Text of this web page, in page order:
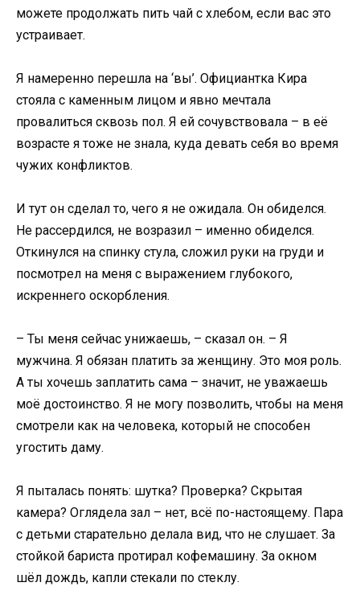
можете продолжать пить чай с хлебом, если вас это
устраивает.
Я намеренно перешла на ‘вы’. Официантка Кира
стояла с каменным лицом и явно мечтала
провалиться сквозь пол. Я ей сочувствовала – в её
возрасте я тоже не знала, куда девать себя во время
чужих конфликтов.
И тут он сделал то, чего я не ожидала. Он обиделся.
Не рассердился, не возразил – именно обиделся.
Откинулся на спинку стула, сложил руки на груди и
посмотрел на меня с выражением глубокого,
искреннего оскорбления.
– Ты меня сейчас унижаешь, – сказал он. – Я
мужчина. Я обязан платить за женщину. Это моя роль.
А ты хочешь заплатить сама – значит, не уважаешь
моё достоинство. Я не могу позволить, чтобы на меня
смотрели как на человека, который не способен
угостить даму.
Я пыталась понять: шутка? Проверка? Скрытая
камера? Оглядела зал – нет, всё по-настоящему. Пара
с детьми старательно делала вид, что не слушает. За
стойкой бариста протирал кофемашину. За окном
шёл дождь, капли стекали по стеклу.